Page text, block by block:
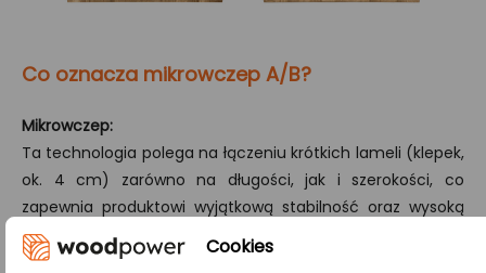
Co oznacza mikrowczep A/B?
Mikrowczep:
Ta technologia polega na łączeniu krótkich lameli (klepek,
ok. 4 cm) zarówno na długości, jak i szerokości, co
zapewnia produktowi wyjątkową stabilność oraz wysoką
odporność na pękanie.
Cookies